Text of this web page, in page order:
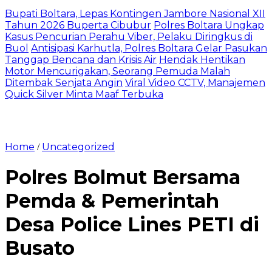
Bupati Boltara, Lepas Kontingen Jambore Nasional XII
Tahun 2026 Buperta Cibubur Polres Boltara Ungkap
Kasus Pencurian Perahu Viber, Pelaku Diringkus di
Buol Antisipasi Karhutla, Polres Boltara Gelar Pasukan
Tanggap Bencana dan Krisis Air Hendak Hentikan
Motor Mencurigakan, Seorang Pemuda Malah
Ditembak Senjata Angin Viral Video CCTV, Manajemen
Quick Silver Minta Maaf Terbuka
Home / Uncategorized
Polres Bolmut Bersama
Pemda & Pemerintah
Desa Police Lines PETI di
Busato